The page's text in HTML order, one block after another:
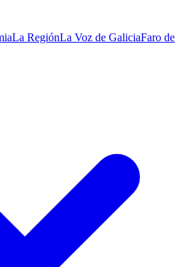
La RegiónLa Voz de GaliciaFaro de